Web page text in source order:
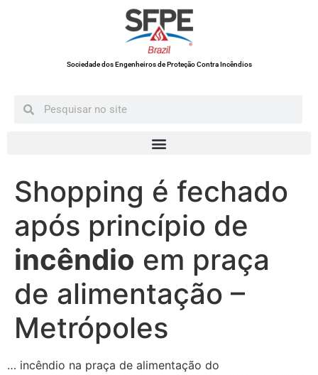
Sociedade dos Engenheiros de Proteção Contra Incêndios
Shopping é fechado
após princípio de
incêndio em praça
de alimentação –
Metrópoles
… incêndio na praça de alimentação do